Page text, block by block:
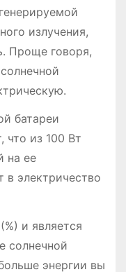
излучения,
Проще говоря,
батареи
что из 100 Вт
на ее
в электричество
и является
солнечной
энергии вы